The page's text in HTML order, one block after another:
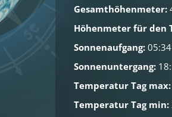
Gesamthöhenmeter:
Höhenmeter für den
Sonnenaufgang:
Sonnenuntergang:
Temperatur Tag max:
Temperatur Tag min: